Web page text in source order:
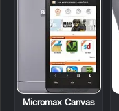
Micromax Canvas